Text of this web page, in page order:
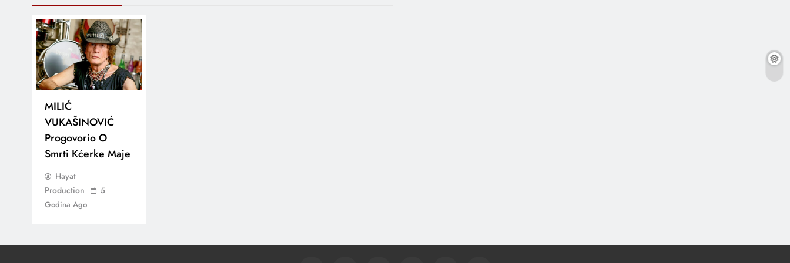
MILIĆ
VUKAŠINOVIĆ
Progovorio O
Smrti Kćerke Maje
Hayat
Production
5
Godina Ago